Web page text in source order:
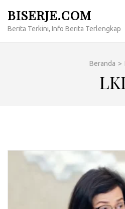
konten
BISERJE.COM
Berita Terkini, Info Berita Terlengkap
Beranda >
LKI